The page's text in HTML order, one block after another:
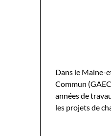
Dans le Maine-
Commun
années de
les projets de